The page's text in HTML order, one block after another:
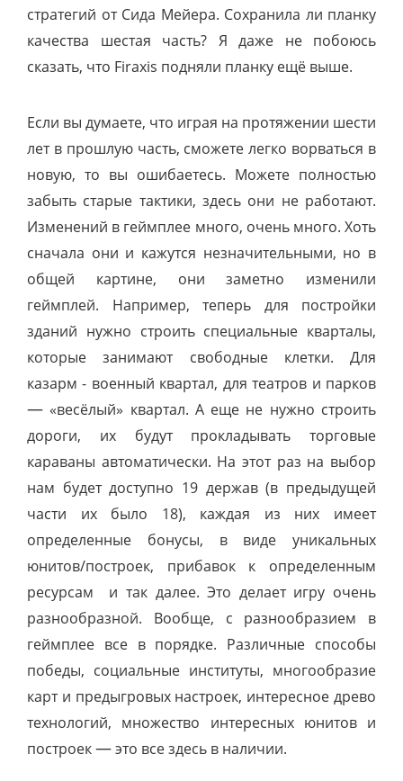
стратегий от Сида Мейера. Сохранила ли планку
качества шестая часть? Я даже не побоюсь
сказать, что Firaxis подняли планку ещё выше.
Если вы думаете, что играя на протяжении шести
лет в прошлую часть, сможете легко ворваться в
новую, то вы ошибаетесь. Можете полностью
забыть старые тактики, здесь они не работают.
Изменений в геймплее много, очень много. Хоть
сначала они и кажутся незначительными, но в
общей картине, они заметно изменили
геймплей. Например, теперь для постройки
зданий нужно строить специальные кварталы,
которые занимают свободные клетки. Для
казарм - военный квартал, для театров и парков
— «весёлый» квартал. А еще не нужно строить
дороги, их будут прокладывать торговые
караваны автоматически. На этот раз на выбор
нам будет доступно 19 держав (в предыдущей
части их было 18), каждая из них имеет
определенные бонусы, в виде уникальных
юнитов/построек, прибавок к определенным
ресурсам и так далее. Это делает игру очень
разнообразной. Вообще, с разнообразием в
геймплее все в порядке. Различные способы
победы, социальные институты, многообразие
карт и предыгровых настроек, интересное древо
технологий, множество интересных юнитов и
построек—это все здесь в наличии.